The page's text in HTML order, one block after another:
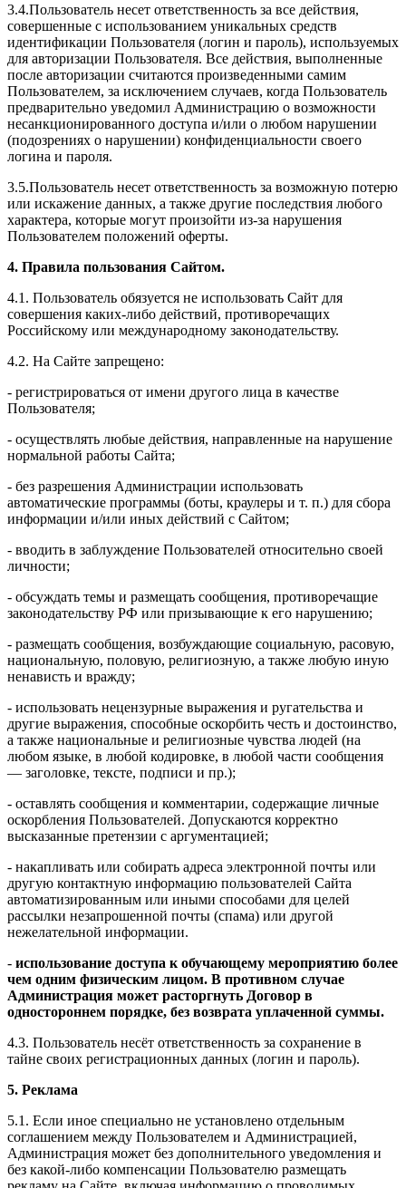
3.4.Пользователь несет ответственность за все действия,
совершенные с использованием уникальных средств
идентификации Пользователя (логин и пароль), используемых
для авторизации Пользователя. Все действия, выполненные
после авторизации считаются произведенными самим
Пользователем, за исключением случаев, когда Пользователь
предварительно уведомил Администрацию о возможности
несанкционированного доступа и/или о любом нарушении
(подозрениях о нарушении) конфиденциальности своего
логина и пароля.
3.5.Пользователь несет ответственность за возможную потерю
или искажение данных, а также другие последствия любого
характера, которые могут произойти из-за нарушения
Пользователем положений оферты.
4. Правила пользования Сайтом.
4.1. Пользователь обязуется не использовать Сайт для
совершения каких-либо действий, противоречащих
Российскому или международному законодательству.
4.2. На Сайте запрещено:
- регистрироваться от имени другого лица в качестве
Пользователя;
- осуществлять любые действия, направленные на нарушение
нормальной работы Сайта;
- без разрешения Администрации использовать
автоматические программы (боты, краулеры и т. п.) для сбора
информации и/или иных действий с Сайтом;
- вводить в заблуждение Пользователей относительно своей
личности;
- обсуждать темы и размещать сообщения, противоречащие
законодательству РФ или призывающие к его нарушению;
- размещать сообщения, возбуждающие социальную, расовую,
национальную, половую, религиозную, а также любую иную
ненависть и вражду;
- использовать нецензурные выражения и ругательства и
другие выражения, способные оскорбить честь и достоинство,
а также национальные и религиозные чувства людей (на
любом языке, в любой кодировке, в любой части сообщения
— заголовке, тексте, подписи и пр.);
- оставлять сообщения и комментарии, содержащие личные
оскорбления Пользователей. Допускаются корректно
высказанные претензии с аргументацией;
- накапливать или собирать адреса электронной почты или
другую контактную информацию пользователей Сайта
автоматизированным или иными способами для целей
рассылки незапрошенной почты (спама) или другой
нежелательной информации.
- использование доступа к обучающему мероприятию более
чем одним физическим лицом. В противном случае
Администрация может расторгнуть Договор в
одностороннем порядке, без возврата уплаченной суммы.
4.3. Пользователь несёт ответственность за сохранение в
тайне своих регистрационных данных (логин и пароль).
5. Реклама
5.1. Если иное специально не установлено отдельным
соглашением между Пользователем и Администрацией,
Администрация может без дополнительного уведомления и
без какой-либо компенсации Пользователю размещать